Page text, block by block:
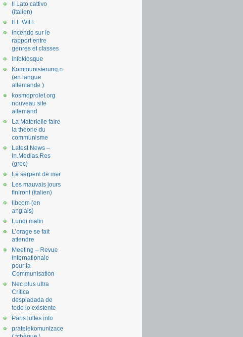
Il Lato cattivo
(italien)
ILL WILL
Incendo sur le
rapport entre
genres et classes
Infokiosque
Kommunisierung.net
(en langue
allemande )
kosmoprolet.org
nouveau site
allemand
La Matérielle faire
la théorie du
communisme
Latest News –
In.Medias.Res
(grec)
Le serpent de mer
Les mauvais jours
finiront (italien)
libcom (en
anglais)
Lundi matin
L’orage se fait
attendre
Meeting – Revue
Internationale
pour la
Communisation
Nec plus ultra
Crítica
despiadada de
todo lo existente
Paris luttes info
pratelekomunizace